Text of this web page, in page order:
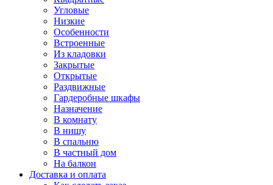
Угловые
Низкие
Особенности
Встроенные
Из кладовки
Закрытые
Открытые
Раздвижные
Гардеробные шкафы
Назначение
В комнату
В нишу
В спальню
В частный дом
На балкон
Доставка и оплата